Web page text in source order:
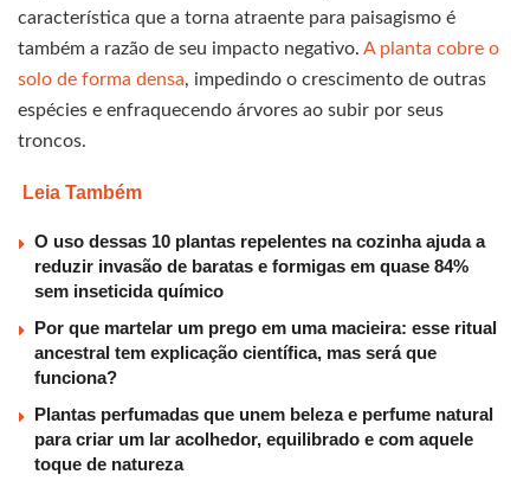
característica que a torna atraente para paisagismo é
também a razão de seu impacto negativo. A planta cobre o
solo de forma densa, impedindo o crescimento de outras
espécies e enfraquecendo árvores ao subir por seus
troncos.
Leia Também
O uso dessas 10 plantas repelentes na cozinha ajuda a
reduzir invasão de baratas e formigas em quase 84%
sem inseticida químico
Por que martelar um prego em uma macieira: esse ritual
ancestral tem explicação científica, mas será que
funciona?
Plantas perfumadas que unem beleza e perfume natural
para criar um lar acolhedor, equilibrado e com aquele
toque de natureza